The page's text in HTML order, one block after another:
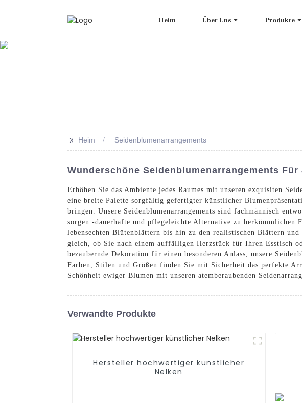
Heim Über Uns Produkte
>> Heim Seidenblumenarrangements
Wunderschöne Seidenblumenarrangements Für
Erhöhen Sie das Ambiente jedes Raumes mit unseren exquisiten
eine breite Palette sorgfältig gefertigter künstlicher
bringen. Unsere Seidenblumenarrangements sind fachmännisch
sorgen -dauerhafte und pflegeleichte Alternative zu herkömmlichen
lebensechten Blütenblättern bis hin zu den realistischen Blättern
gleich, ob Sie nach einem auffälligen Herzstück für Ihren Esstisch
bezaubernde Dekoration für einen besonderen Anlass, unsere
Farben, Stilen und Größen finden Sie mit Sicherheit das perfekte
Schönheit ewiger Blumen mit unseren atemberaubenden
Verwandte Produkte
Hersteller hochwertiger künstlicher
Nelken